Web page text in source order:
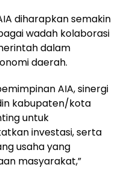
diharapkan semakin
wadah kolaborasi
dalam
daerah.
AIA, sinergi
kabupaten/kota
untuk
investasi, serta
usaha yang
masyarakat,”